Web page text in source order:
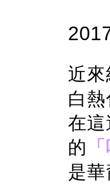
近
白
在
的
是